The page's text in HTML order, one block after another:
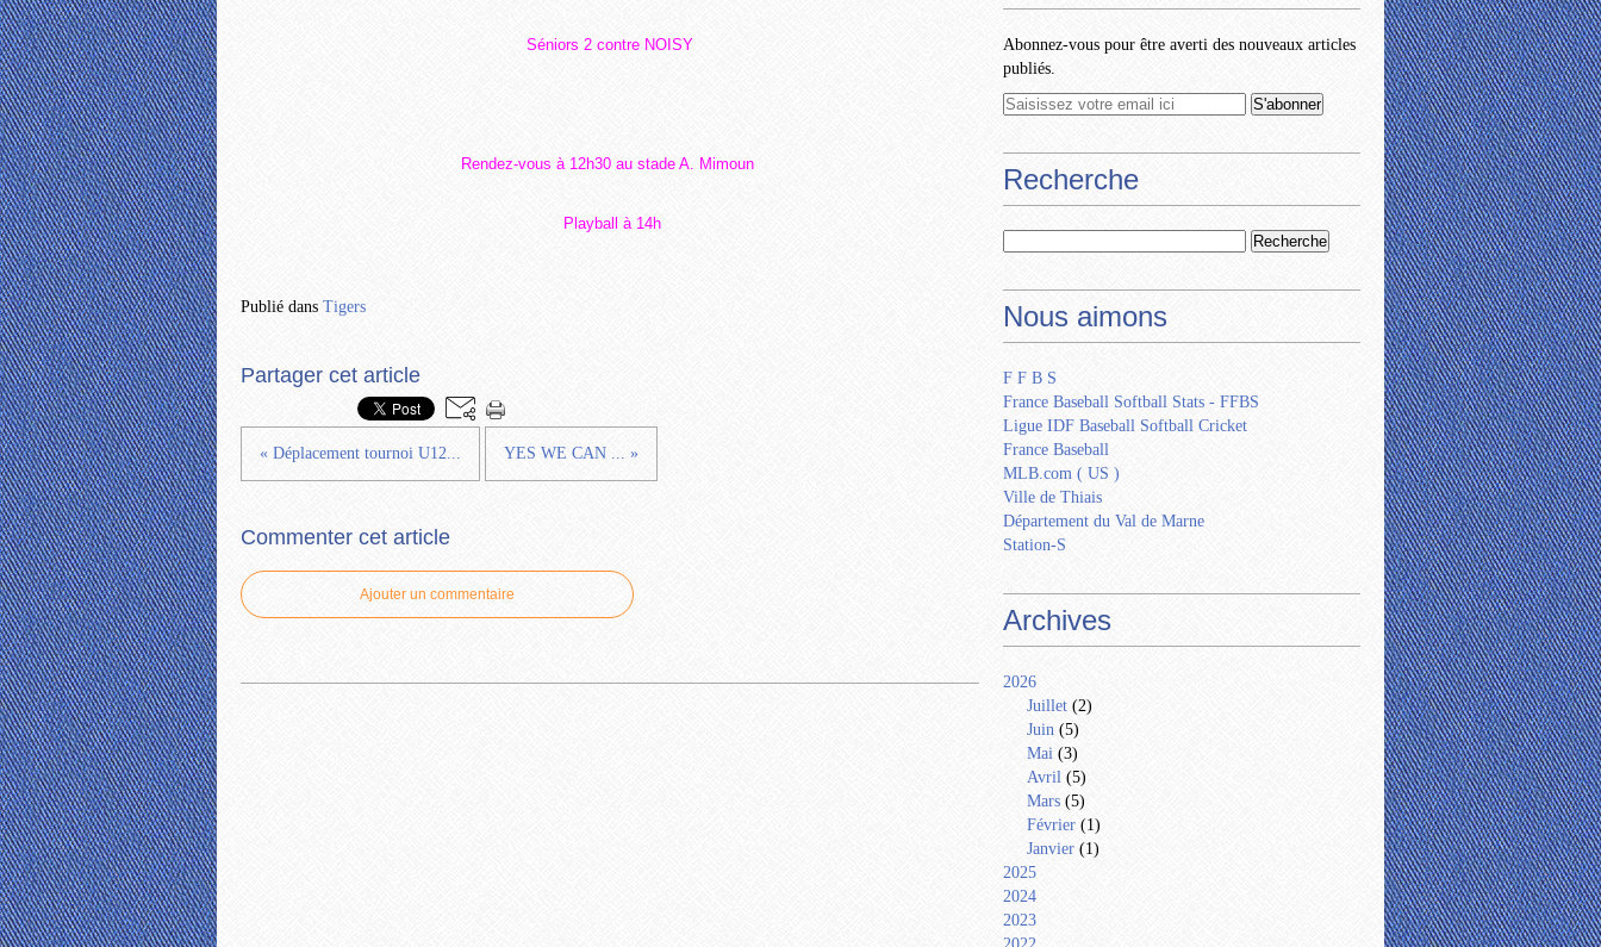
Séniors 2 contre NOISY
Rendez-vous à 12h30 au stade A. Mimoun
Playball à 14h
Publié dans Tigers
Partager cet article
« Déplacement tournoi U12... YES WE CAN ... »
Commenter cet article
Ajouter un commentaire
Abonnez-vous pour être averti des nouveaux articles
publiés.
Recherche
Nous aimons
F F B S
France Baseball Softball Stats - FFBS
Ligue IDF Baseball Softball Cricket
France Baseball
MLB.com ( US )
Ville de Thiais
Département du Val de Marne
Station-S
Archives
2026
Juillet (2)
Juin (5)
Mai (3)
Avril (5)
Mars (5)
Février (1)
Janvier (1)
2025
2024
2023